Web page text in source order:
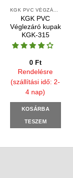
KGK PVC
Véglezáró kupak
KGK-315
0 Ft
Rendelésre
(szállítási idő: 2-
4 nap)
KOSÁRBA
TESZEM